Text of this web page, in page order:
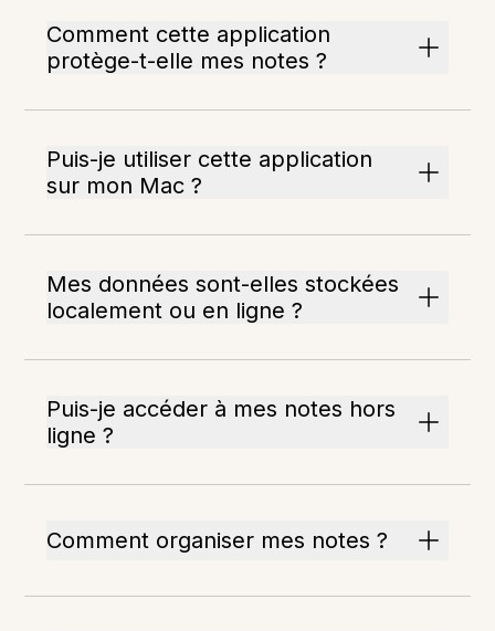
Comment cette application
protège-t-elle mes notes ?
Puis-je utiliser cette application
sur mon Mac ?
Mes données sont-elles stockées
localement ou en ligne ?
Puis-je accéder à mes notes hors
ligne ?
Comment organiser mes notes ?